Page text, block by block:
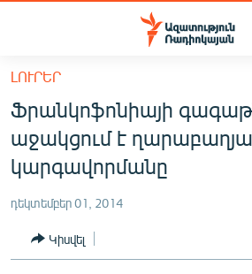
Մատչելիության
հիմնական
բովանդակությանը
հիմնական
մենյուին
ՀԱՅԱՍՏԱՆ
ՔԱՂԱՔԱԿԱՆ
ՀԱՍԱՐԱԿՈՒԹՅՈՒՆ
ԼՈՒՐԵՐ
Ֆրանկոֆոնիայի
աջակցում է
կարգավորմանը
դեկտեմբեր 01, 2014
Կիսվել